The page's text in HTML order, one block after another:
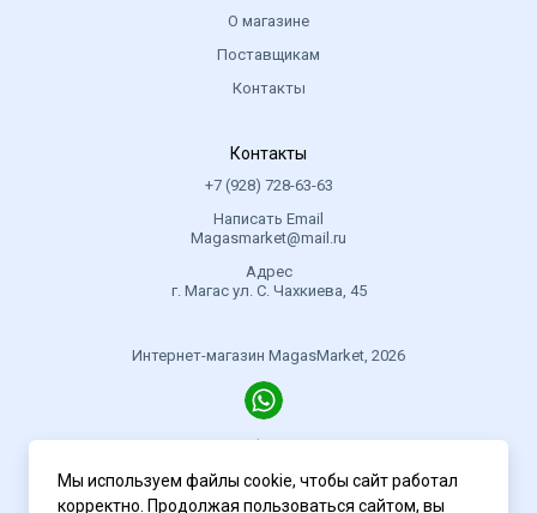
О магазине
Поставщикам
Контакты
Контакты
+7 (928) 728-63-63
Написать Email
Magasmarket@mail.ru
Адрес
г. Магас ул. С. Чахкиева, 45
Интернет-магазин MagasMarket, 2026
Политика конфиденциальности
Мы используем файлы cookie, чтобы сайт работал
корректно. Продолжая пользоваться сайтом, вы